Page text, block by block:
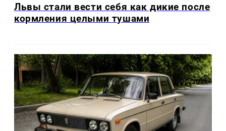
Львы стали вести себя как дикие после
кормления целыми тушами